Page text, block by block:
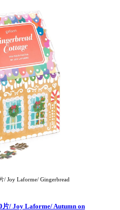
/ Joy Laforme/ Gingerbread
片/ Joy Laforme/ Autumn on